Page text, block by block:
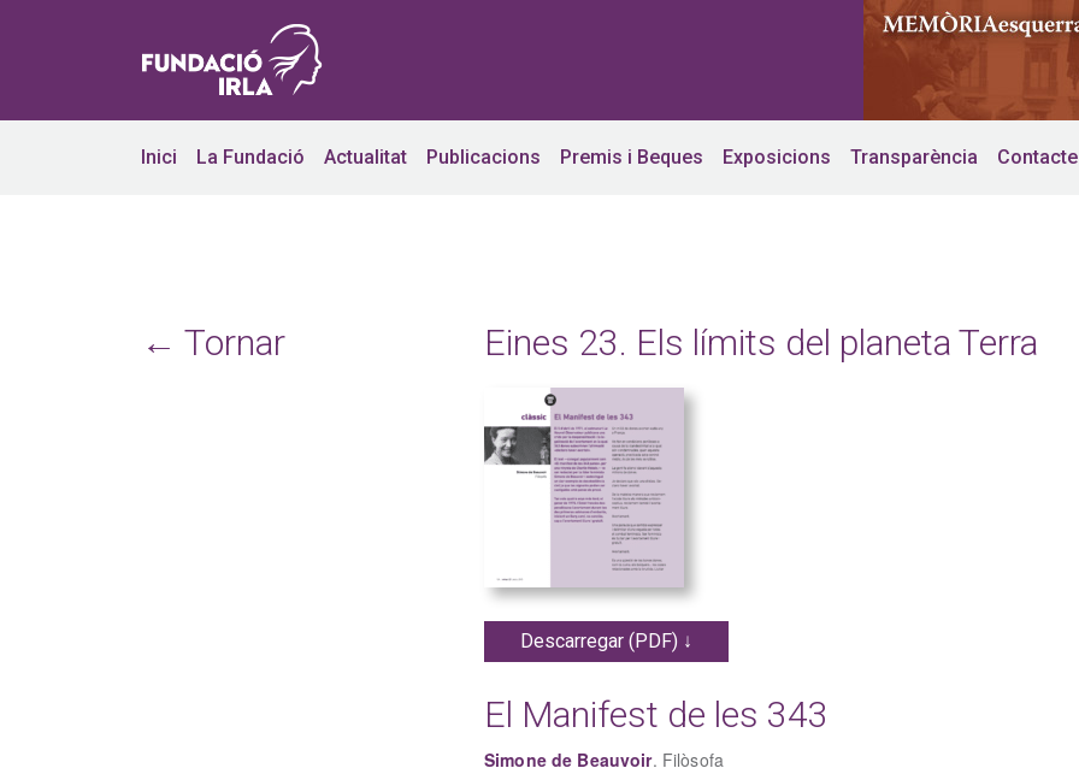
Inici La Fundació Actualitat Publicacions Premis i Beques Exposicions Transparència Contacte
← Tornar Eines 23. Els límits del planeta Terra
Descarregar (PDF) ↓
El Manifest de les 343
Simone de Beauvoir. Filòsofa